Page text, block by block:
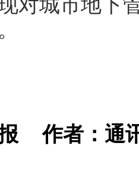
报作者：通